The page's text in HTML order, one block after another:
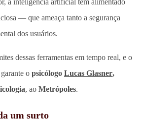
— que ameaça tanto a segurança
dos usuários.
dessas ferramentas em tempo real, e o
o psicólogo Lucas Glasner,
, ao Metrópoles.
um surto